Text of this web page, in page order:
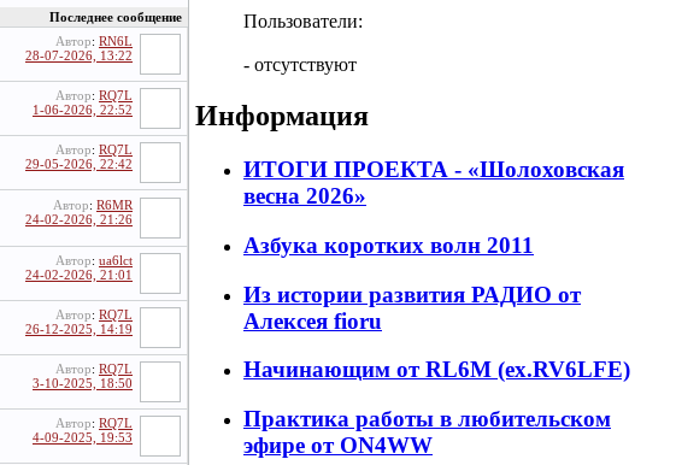
Последнее сообщение
Автор: RN6L
28-07-2026, 13:22
Автор: RQ7L
1-06-2026, 22:52
Автор: RQ7L
29-05-2026, 22:42
Автор: R6MR
24-02-2026, 21:26
Автор: ua6lct
24-02-2026, 21:01
Автор: RQ7L
26-12-2025, 14:19
Автор: RQ7L
3-10-2025, 18:50
Автор: RQ7L
4-09-2025, 19:53
Пользователи:
- отсутствуют
Информация
ИТОГИ ПРОЕКТА - «Шолоховская
весна 2026»
Азбука коротких волн 2011
Из истории развития РАДИО от
Алексея fioru
Начинающим от RL6M (ex.RV6LFE)
Практика работы в любительском
эфире от ON4WW